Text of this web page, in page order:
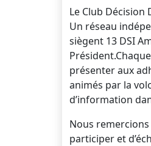
Le Club
Un réseau
siègent 13 DSI
présenter aux
animés par la
d’information
Nous
participer et